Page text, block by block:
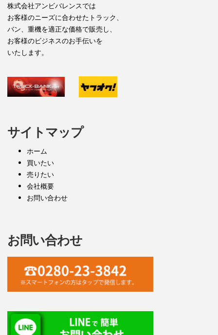
株式会社アンビバレンスでは
お客様のニーズに合わせたトラック、
バン、重機を適正な価格で販売し、
お客様のビジネスのお手伝いを
いたします。
サイトマップ
ホーム
買いたい
売りたい
会社概要
お問い合わせ
お問い合わせ